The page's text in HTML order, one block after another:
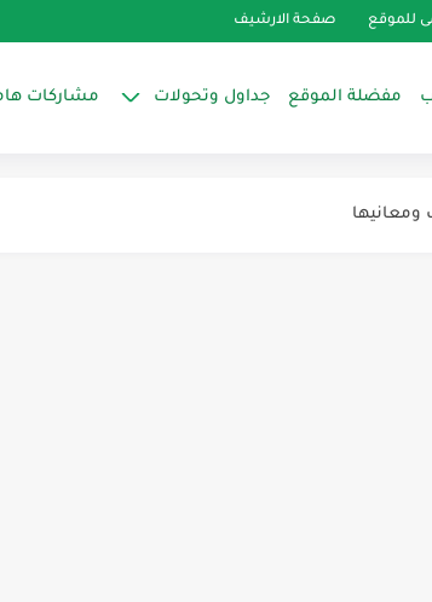
للموقع صفحة الارشيف
مفضلة الموقع جداول وتحولات مشاركات
الملابس وايت ويل